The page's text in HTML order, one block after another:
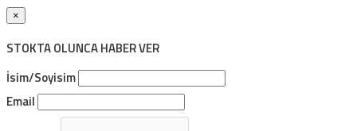
×
STOKTA OLUNCA HABER VER
İsim/Soyisim
Email